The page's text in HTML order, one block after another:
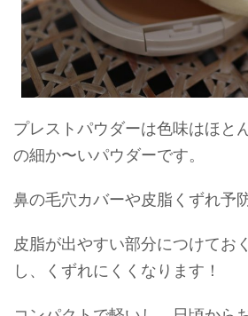
プレストパウダーは色味はほと
の細か〜いパウダーです。
鼻の毛穴カバーや皮脂くずれ予
皮脂が出やすい部分につけてお
し、くずれにくくなります！